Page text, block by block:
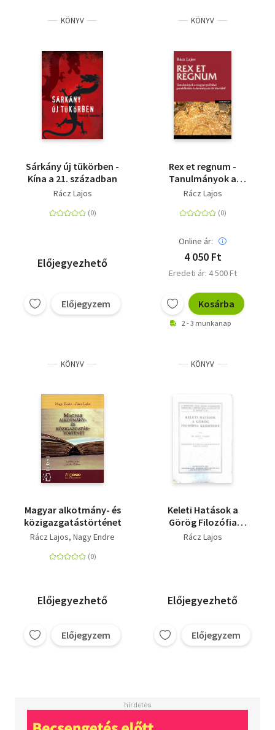
KÖNYV
Sárkány új tükörben -
Kína a 21. században
Rácz Lajos
Előjegyezhető
Előjegyzem
KÖNYV
Rex et regnum -
Tanulmányok a
magyar politikai
kormányzás
Rácz Lajos
Online ár:
4 050 Ft
Eredeti ár: 4 500 Ft
Kosárba
2 - 3 munkanap
KÖNYV
Magyar alkotmány- és
közigazgatástörténet
Rácz Lajos Nagy Endre
Előjegyezhető
Előjegyzem
KÖNYV
Keleti Hatások a
Görög Filozófia
Kezdeteire - A
sz.
Rácz Lajos
Előjegyezhető
Előjegyzem